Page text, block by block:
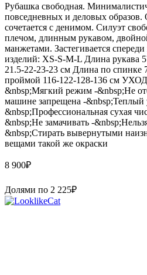
Рубашка свободная.
повседневных и деловых
сочетается с денимом. Силуэт
плечом, длинным рукавом,
манжетами. Застегивается
изделий: XS-S-M-L Длина рукава
21.5-22-23-23 см Длина по спинке
проймой 116-122-128-136 см
&nbsp;Мягкий режим -&nbsp;Не
машине запрещена -&nbsp;Теплый
&nbsp;Профессиональная сухая
&nbsp;Не замачивать -
&nbsp;Стирать вывернутыми
вещами такой же окраски
8 900₽
Долями по 2 225₽